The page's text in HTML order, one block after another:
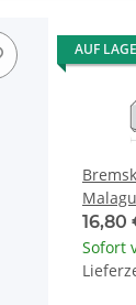
AUF
Suzuki
16,80
Sofort